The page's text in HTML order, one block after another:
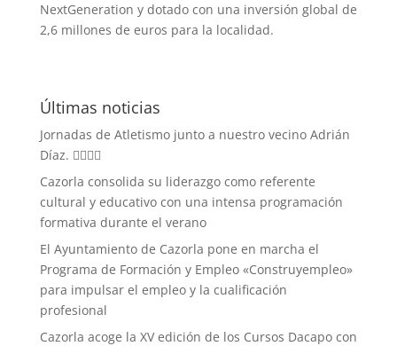
NextGeneration y dotado con una inversión global de
2,6 millones de euros para la localidad.
Últimas noticias
Jornadas de Atletismo junto a nuestro vecino Adrián
Díaz. 🏃‍♀️🏃‍♂️
Cazorla consolida su liderazgo como referente
cultural y educativo con una intensa programación
formativa durante el verano
El Ayuntamiento de Cazorla pone en marcha el
Programa de Formación y Empleo «Construyempleo»
para impulsar el empleo y la cualificación
profesional
Cazorla acoge la XV edición de los Cursos Dacapo con